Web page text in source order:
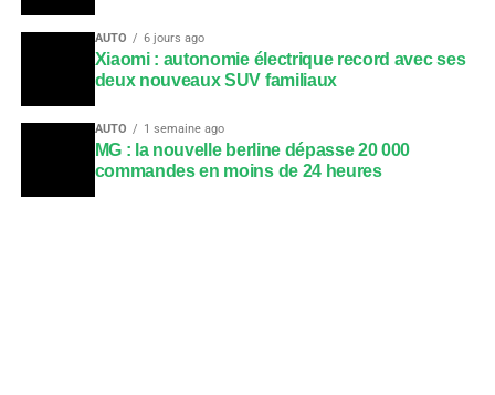
AUTO 6 jours ago
Xiaomi : autonomie électrique record avec ses
deux nouveaux SUV familiaux
AUTO 1 semaine ago
MG : la nouvelle berline dépasse 20 000
commandes en moins de 24 heures